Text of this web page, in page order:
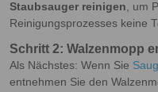
Staubsauger reinigen, um
Reinigungsprozesses keine
Schritt 2: Walzenmopp
Als Nächstes: Wenn Sie
entnehmen Sie den